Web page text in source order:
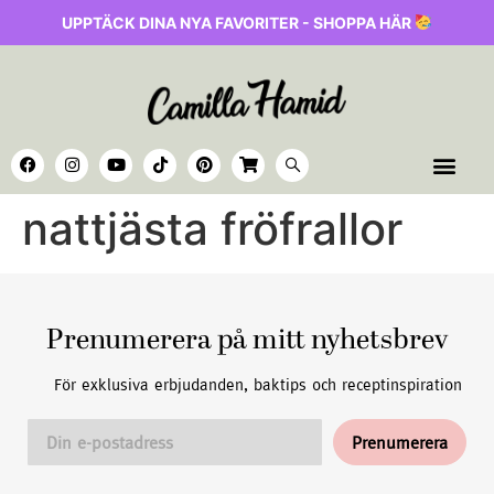
UPPTÄCK DINA NYA FAVORITER - SHOPPA HÄR
nattjästa fröfrallor
Prenumerera på mitt nyhetsbrev
För exklusiva erbjudanden, baktips och receptinspiration